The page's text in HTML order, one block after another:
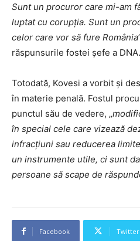
Sunt un procuror care mi-am
luptat cu corupția. Sunt un
celor care vor să fure România
răspunsurile fostei șefe a DNA.
Totodată, Kovesi a vorbit și
în materie penală. Fostul
punctul său de vedere, „
în special cele care vizează
infracțiuni sau reducerea
un instrumente utile, ci sunt
persoane să scape de
Facebook Twitter